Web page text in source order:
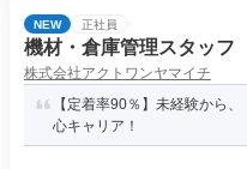
NEW 正社員
機材・倉庫管理スタッフ
株式会社アクトワンヤマイチ
【定着率90％】未経験から
心キャリア！